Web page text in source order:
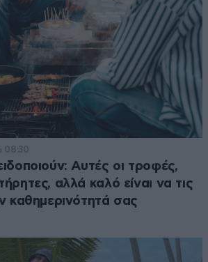
08:30
Αυτές οι τροφές,
αλλά καλό είναι να τις
καθημερινότητά σας